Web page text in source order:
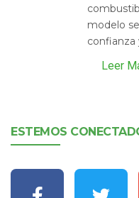
modelo
confianza
Leer
ESTEMOS